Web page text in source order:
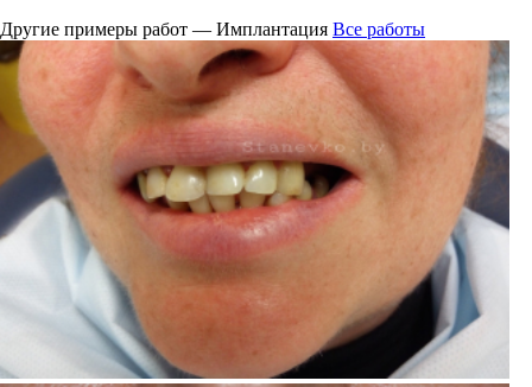
Другие примеры работ — Имплантация Все работы